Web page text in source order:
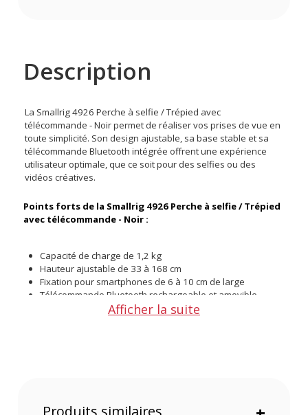
Description
La Smallrig 4926 Perche à selfie / Trépied avec
télécommande - Noir permet de réaliser vos prises de vue en
toute simplicité. Son design ajustable, sa base stable et sa
télécommande Bluetooth intégrée offrent une expérience
utilisateur optimale, que ce soit pour des selfies ou des
vidéos créatives.
Points forts de la Smallrig 4926 Perche à selfie / Trépied
avec télécommande - Noir :
Capacité de charge de 1,2 kg
Hauteur ajustable de 33 à 168 cm
Fixation pour smartphones de 6 à 10 cm de large
Télécommande Bluetooth rechargeable et amovible
Base triangulaire pour une stabilité accrue
Afficher la suite